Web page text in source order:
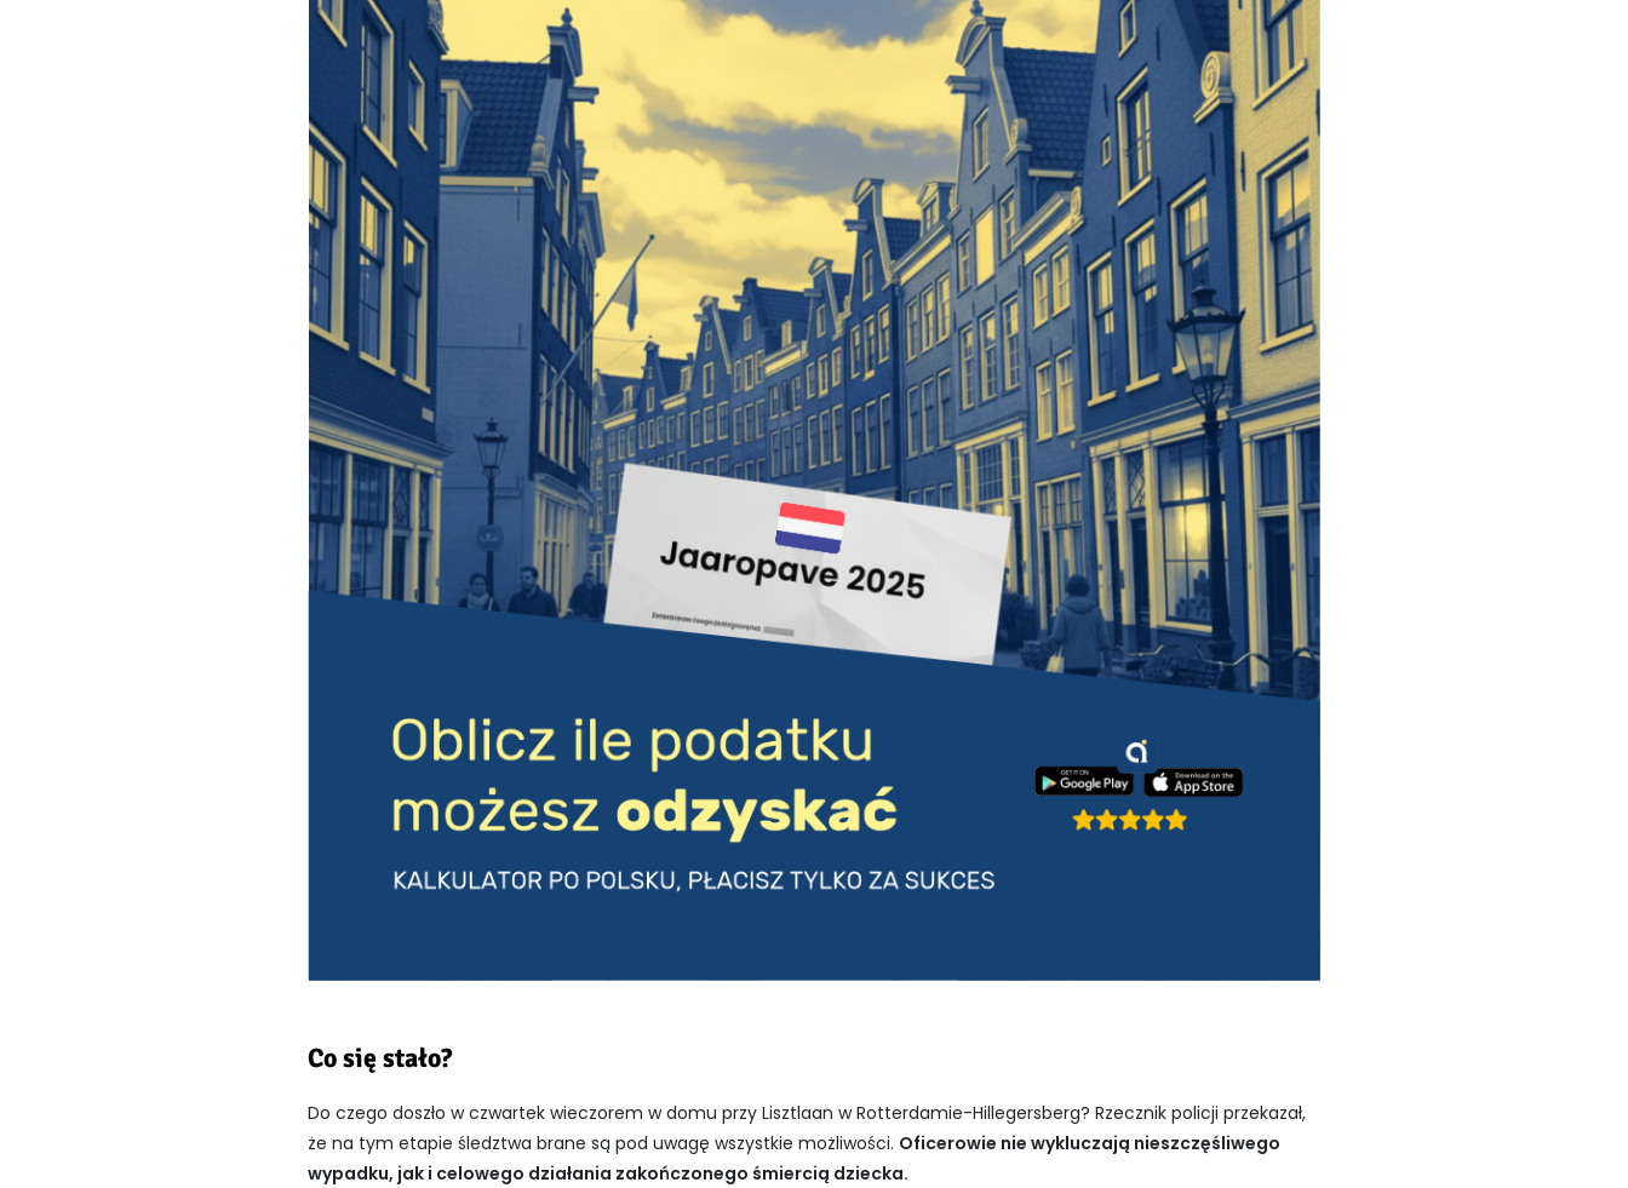
Co się stało?
Do czego doszło w czwartek wieczorem w domu przy Lisztlaan w Rotterdamie-Hillegersberg? Rzecznik policji przekazał,
że na tym etapie śledztwa brane są pod uwagę wszystkie możliwości. Oficerowie nie wykluczają nieszczęśliwego
wypadku, jak i celowego działania zakończonego śmiercią dziecka.